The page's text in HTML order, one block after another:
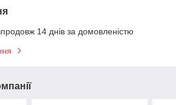
14 днів за домовленістю